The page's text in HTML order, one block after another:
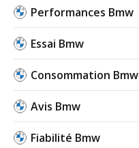
Performances Bmw
Essai Bmw
Consommation Bmw
Avis Bmw
Fiabilité Bmw